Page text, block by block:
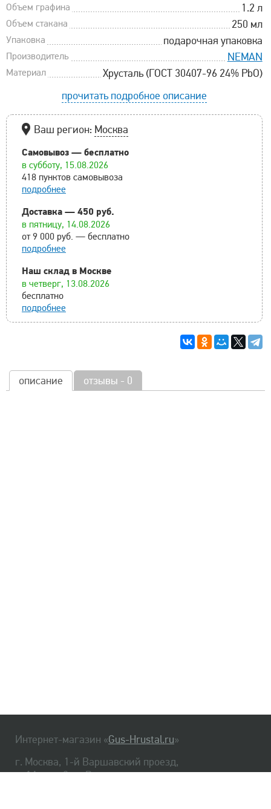
Объем графина 1.2 л
Объем стакана 250 мл
Упаковка подарочная упаковка
Производитель NEMAN
Материал
Хрусталь (ГОСТ 30407-96 24% PbO)
прочитать подробное описание
Ваш регион: Москва
Самовывоз — бесплатно
в субботу, 15.08.2026
418 пунктов самовывоза
подробнее
Доставка — 450 руб.
в пятницу, 14.08.2026
от 9 000 руб. — бесплатно
подробнее
Наш склад в Москве
в четверг, 13.08.2026
бесплатно
подробнее
описание отзывы - 0
Интернет-магазин «Gus-Hrustal.ru»
г. Москва, 1-й Варшавский проезд,
д. 1А, стр. 3, м. Варшавская